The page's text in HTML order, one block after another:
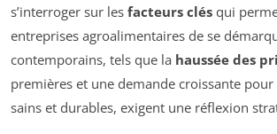
s’interroger sur les facteurs clés qui
entreprises agroalimentaires de se
contemporains, tels que la haussée des
premières et une demande croissante
sains et durables, exigent une réflexion